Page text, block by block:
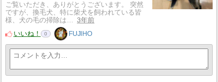
ご覧いただき、ありがとうございます。 突然
ですが、換毛犬、特に柴犬を飼われている皆
様、犬の毛の掃除は…
3年前
いいね！
0 FUJIHO